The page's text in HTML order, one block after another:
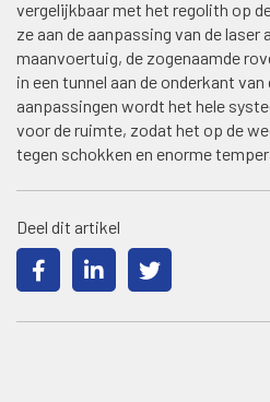
vergelijkbaar met het regolith op
ze aan de aanpassing van de laser
maanvoertuig, de zogenaamde
in een tunnel aan de onderkant van
aanpassingen wordt het hele
voor de ruimte, zodat het op de
tegen schokken en enorme
Deel dit artikel